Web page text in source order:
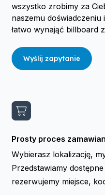
wszystko zrobimy za
naszemu doświadczeniu
łatwo wynająć billboard
Wyślij zapytanie
Prosty proces
Wybierasz lokalizację,
Przedstawiamy
rezerwujemy miejsce,